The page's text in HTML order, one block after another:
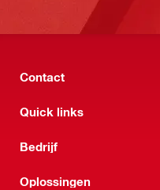
Contact
Quick links
Bedrijf
Oplossingen